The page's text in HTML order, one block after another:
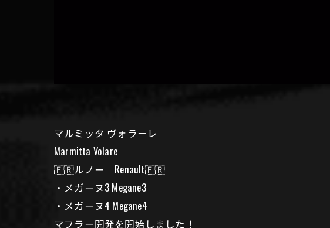
マルミッタ ヴォラーレ
Marmitta Volare
🇫🇷ルノー Renault🇫🇷
・メガーヌ3 Megane3
・メガーヌ4 Megane4
マフラー開発を開始しました！